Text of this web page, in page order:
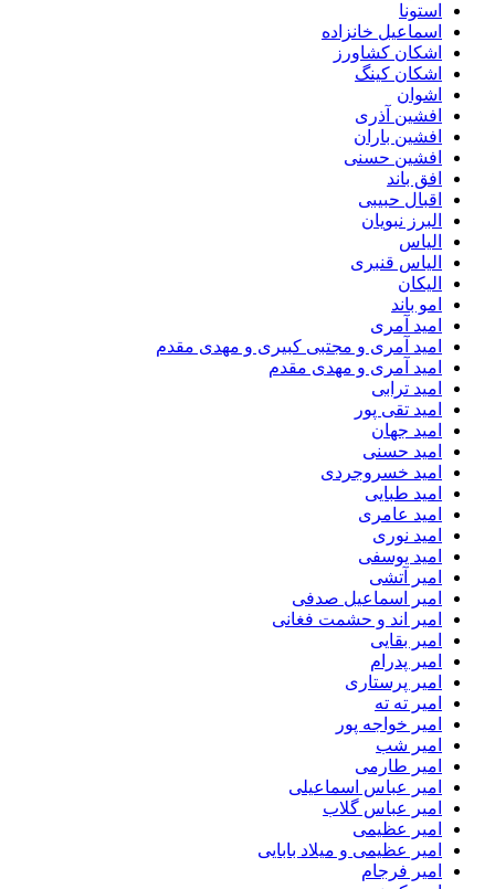
استونا
اسماعیل خانزاده
اشکان کشاورز
اشکان کینگ
اشوان
افشین آذری
افشین باران
افشین حسنی
افق باند
اقبال حبیبی
البرز نبویان
الیاس
الیاس قنبرى
الیکان
امو باند
امید آمری
امید آمری و مجتبی کبیری و مهدى مقدم
امید آمری و مهدی مقدم
امید ترابی
امید تقی پور
امید جهان
امید حسنی
امید خسروجردی
امید طبایی
امید عامری
امید نوری
امید یوسفی
امیر آتشی
امیر اسماعیل صدفی
امیر اند و حشمت فغانی
امیر بقایی
امیر پدرام
امیر پرستاری
امیر ته ته
امیر خواجه پور
امیر شب
امیر طارمی
امیر عباس اسماعیلی
امیر عباس گلاب
امیر عظیمی
امیر عظیمی و میلاد بابایی
امیر فرجام